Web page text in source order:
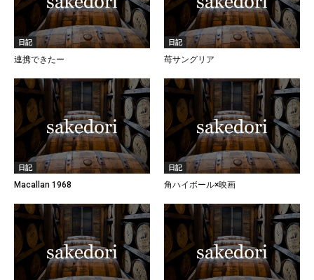
日記
連携できたー
日記
苺サングリア
日記
Macallan 1968
日記
角ハイボール×映画